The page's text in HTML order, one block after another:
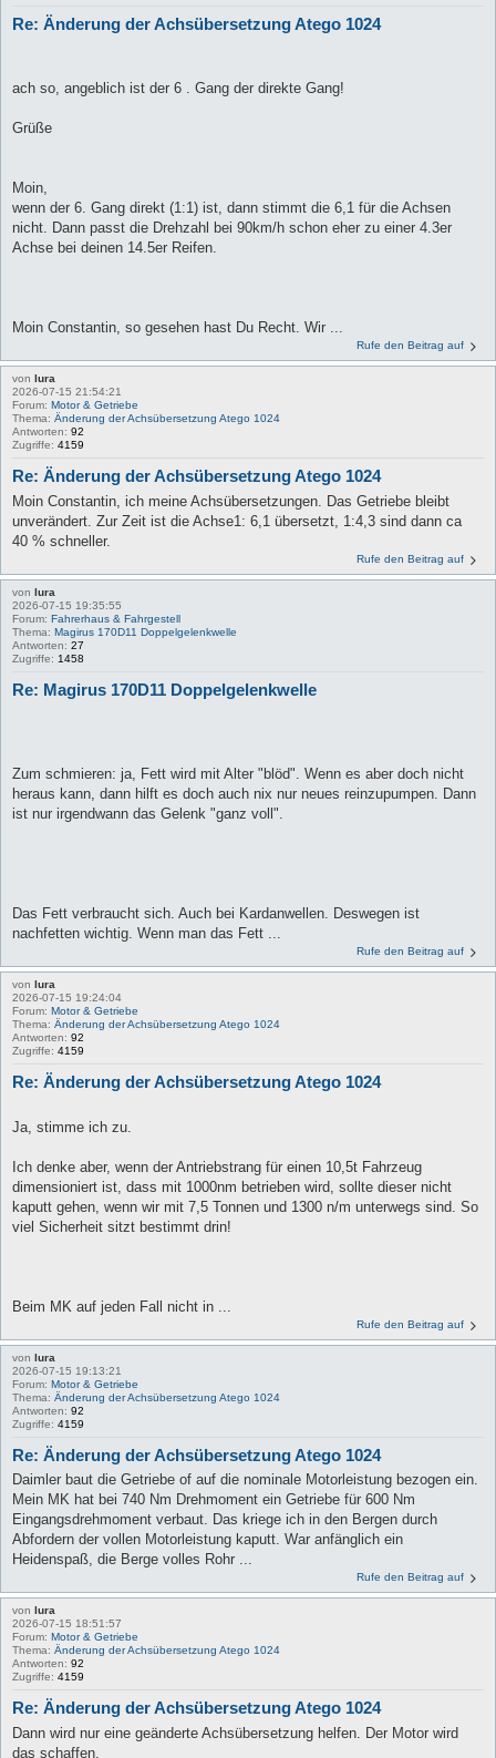
Re: Änderung der Achsübersetzung Atego 1024
ach so, angeblich ist der 6 . Gang der direkte Gang!
Grüße
Moin,
wenn der 6. Gang direkt (1:1) ist, dann stimmt die 6,1 für die Achsen
nicht. Dann passt die Drehzahl bei 90km/h schon eher zu einer 4.3er
Achse bei deinen 14.5er Reifen.
Moin Constantin, so gesehen hast Du Recht. Wir ...
Rufe den Beitrag auf
von
lura
2026-07-15 21:54:21
Forum: Motor & Getriebe
Thema: Änderung der Achsübersetzung Atego 1024
Antworten: 92
Zugriffe: 4159
Re: Änderung der Achsübersetzung Atego 1024
Moin Constantin, ich meine Achsübersetzungen. Das Getriebe bleibt
unverändert. Zur Zeit ist die Achse1: 6,1 übersetzt, 1:4,3 sind dann ca
40 % schneller.
Rufe den Beitrag auf
von lura
2026-07-15 19:35:55
Forum: Fahrerhaus & Fahrgestell
Thema: Magirus 170D11 Doppelgelenkwelle
Antworten: 27
Zugriffe: 1458
Re: Magirus 170D11 Doppelgelenkwelle
Zum schmieren: ja, Fett wird mit Alter "blöd". Wenn es aber doch nicht
heraus kann, dann hilft es doch auch nix nur neues reinzupumpen. Dann
ist nur irgendwann das Gelenk "ganz voll".
Das Fett verbraucht sich. Auch bei Kardanwellen. Deswegen ist
nachfetten wichtig. Wenn man das Fett ...
Rufe den Beitrag auf
von
lura
2026-07-15 19:24:04
Forum: Motor & Getriebe
Thema: Änderung der Achsübersetzung Atego 1024
Antworten: 92
Zugriffe: 4159
Re: Änderung der Achsübersetzung Atego 1024
Ja, stimme ich zu.
Ich denke aber, wenn der Antriebstrang für einen 10,5t Fahrzeug
dimensioniert ist, dass mit 1000nm betrieben wird, sollte dieser nicht
kaputt gehen, wenn wir mit 7,5 Tonnen und 1300 n/m unterwegs sind. So
viel Sicherheit sitzt bestimmt drin!
Beim MK auf jeden Fall nicht in ...
Rufe den Beitrag auf
von lura
2026-07-15 19:13:21
Forum: Motor & Getriebe
Thema: Änderung der Achsübersetzung Atego 1024
Antworten: 92
Zugriffe: 4159
Re: Änderung der Achsübersetzung Atego 1024
Daimler baut die Getriebe of auf die nominale Motorleistung bezogen ein.
Mein MK hat bei 740 Nm Drehmoment ein Getriebe für 600 Nm
Eingangsdrehmoment verbaut. Das kriege ich in den Bergen durch
Abfordern der vollen Motorleistung kaputt. War anfänglich ein
Heidenspaß, die Berge volles Rohr ...
Rufe den Beitrag auf
von
lura
2026-07-15 18:51:57
Forum: Motor & Getriebe
Thema: Änderung der Achsübersetzung Atego 1024
Antworten: 92
Zugriffe: 4159
Re: Änderung der Achsübersetzung Atego 1024
Dann wird nur eine geänderte Achsübersetzung helfen. Der Motor wird
das schaffen.